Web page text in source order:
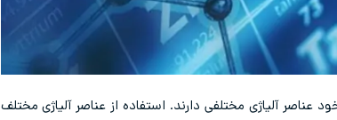
آلیاژی مختلفی دارند. استفاده از عناصر آلیاژی مختلف